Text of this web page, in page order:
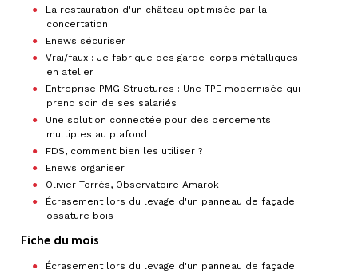
La restauration d'un château optimisée par la
concertation
Enews sécuriser
Vrai/faux : Je fabrique des garde-corps métalliques
en atelier
Entreprise PMG Structures : Une TPE modernisée qui
prend soin de ses salariés
Une solution connectée pour des percements
multiples au plafond
FDS, comment bien les utiliser ?
Enews organiser
Olivier Torrès, Observatoire Amarok
Écrasement lors du levage d'un panneau de façade
ossature bois
Fiche du mois
Écrasement lors du levage d'un panneau de façade